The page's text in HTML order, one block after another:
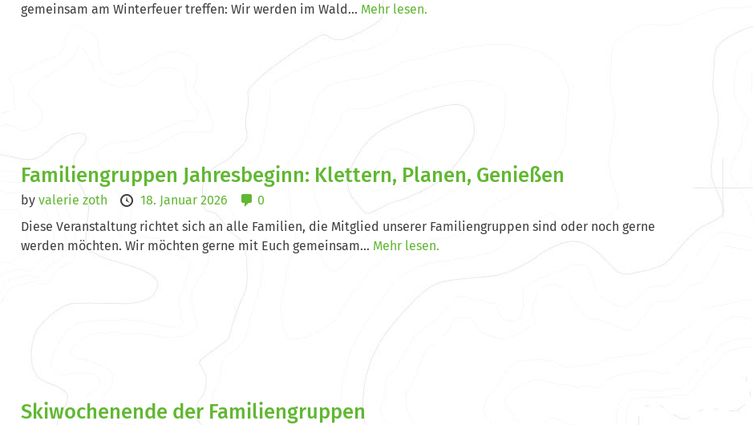
gemeinsam am Winterfeuer treffen: Wir werden im Wald... Mehr lesen.
Familiengruppen Jahresbeginn: Klettern, Planen, Genießen
by valerie zoth 18. Januar 2026
0
Diese Veranstaltung richtet sich an alle Familien, die Mitglied unserer Familiengruppen sind oder noch gerne
werden möchten. Wir möchten gerne mit Euch gemeinsam... Mehr lesen.
Skiwochenende der Familiengruppen